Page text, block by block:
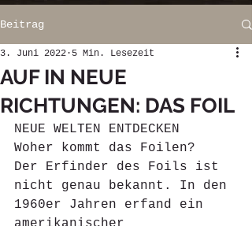
Beitrag
AUF IN NEUE
RICHTUNGEN: DAS FOIL
3. Juni 2022 5 Min. Lesezeit
NEUE WELTEN ENTDECKEN
Woher kommt das Foilen?
Der Erfinder des Foils ist
nicht genau bekannt. In den
1960er Jahren erfand ein